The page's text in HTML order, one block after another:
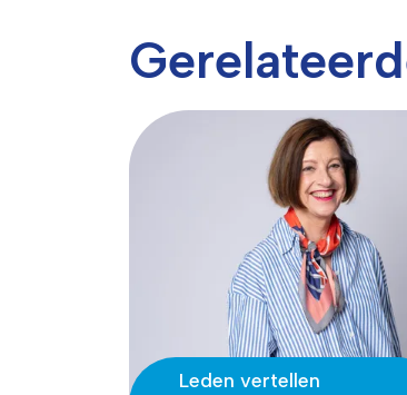
Leden vertellen